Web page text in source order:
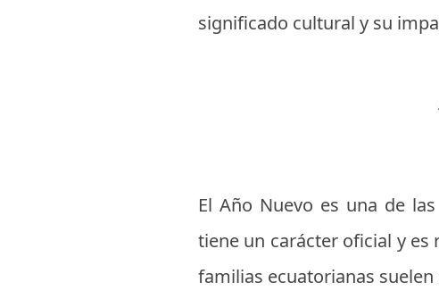
significado cultural y su
El Año Nuevo es una de
tiene un carácter oficial y es
familias ecuatorianas